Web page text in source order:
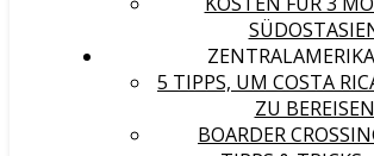
ZENTRALAMERIKA
5 TIPPS, UM COSTA
ZU BEREISEN
BOARDER